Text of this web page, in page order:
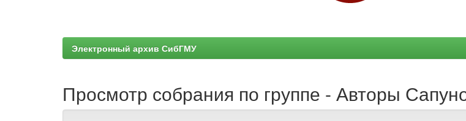
Электронный архив СибГМУ
Просмотр собрания по группе - Авторы